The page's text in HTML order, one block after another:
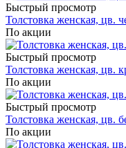
Быстрый просмотр
Толстовка женская, цв.
По акции
Быстрый просмотр
Толстовка женская, цв.
По акции
Быстрый просмотр
Толстовка женская, цв.
По акции